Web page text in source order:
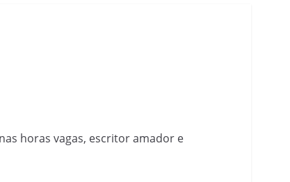
horas vagas, escritor amador e